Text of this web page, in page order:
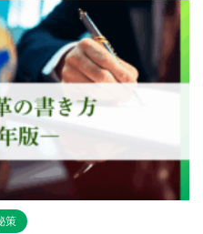
策